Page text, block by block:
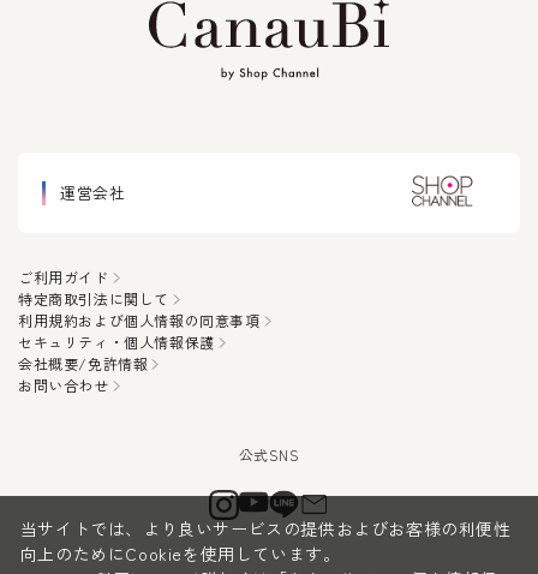
運営会社
ご利用ガイド
特定商取引法に関して
利用規約および個人情報の同意事項
セキュリティ・個人情報保護
会社概要/免許情報
お問い合わせ
当サイトでは、より良いサービスの提供およびお客様の利便性
向上のためにCookieを使用しています。